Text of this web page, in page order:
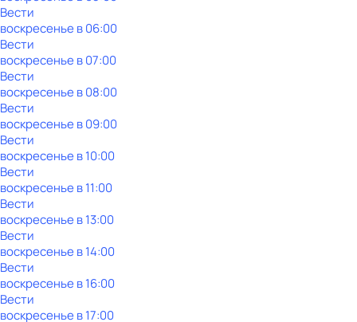
Вести
воскресенье в06:00
Вести
воскресенье в07:00
Вести
воскресенье в08:00
Вести
воскресенье в09:00
Вести
воскресенье в10:00
Вести
воскресенье в11:00
Вести
воскресенье в13:00
Вести
воскресенье в14:00
Вести
воскресенье в16:00
Вести
воскресенье в17:00